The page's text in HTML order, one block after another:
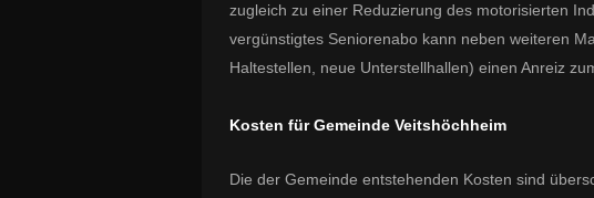
zugleich zu einer Reduzierung des motorisierten
vergünstigtes Seniorenabo kann neben weiteren
Haltestellen, neue Unterstellhallen) einen Anreiz
Kosten für Gemeinde Veitshöchheim
Die der Gemeinde entstehenden Kosten sind